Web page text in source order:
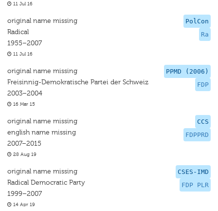
11 Jul 16
PolCon
Ra
original name missing
Radical
1955–2007
11 Jul 16
PPMD (2006)
FDP
original name missing
Freisinnig-Demokratische Partei der Schweiz
2003–2004
16 Mar 15
CCS
FDPPRD
original name missing
english name missing
2007–2015
28 Aug 19
CSES-IMD
FDP PLR
original name missing
Radical Democratic Party
1999–2007
14 Apr 19